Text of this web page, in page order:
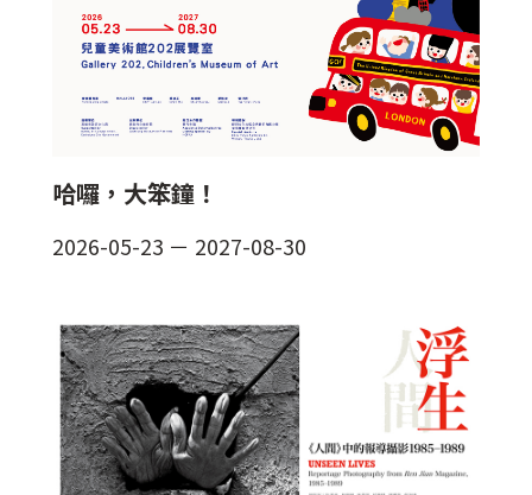
哈囉，大笨鐘！
2026-05-23 － 2027-08-30